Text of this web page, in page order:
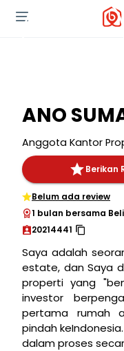
ANO
Anggota Kantor
Berikan
Belum ada review
1 bulan bersama
20214441
Saya adalah
estate, dan Saya
properti yang
investor
pertama rumah
pindah
dalam proses